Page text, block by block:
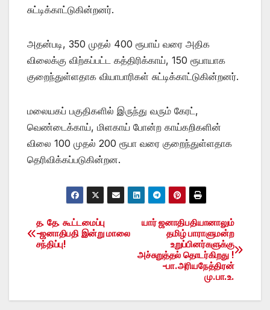
சுட்டிக்காட்டுகின்றனர்.
அதன்படி, 350 முதல் 400 ரூபாய் வரை அதிக
விலைக்கு விற்கப்பட்ட கத்திரிக்காய், 150 ரூபாயாக
குறைந்துள்ளதாக வியாபாரிகள் சுட்டிக்காட்டுகின்றனர்.
மலையகப் பகுதிகளில் இருந்து வரும் கேரட்,
வெண்டைக்காய், மிளகாய் போன்ற காய்கறிகளின்
விலை 100 முதல் 200 ரூபா வரை குறைந்துள்ளதாக
தெரிவிக்கப்படுகின்றன.
Post
navigation
யார் ஜனாதிபதியானாலும்
தமிழ் பாராளுமன்ற
உறுப்பினர்களுக்கு
அச்சுறுத்தல் தொடர்கிறது !
-பா.அரியநேத்திரன்
மு.பா.உ.
த. தே. கூட்டமைப்பு
-ஜனாதிபதி இன்று மாலை
சந்திப்பு!